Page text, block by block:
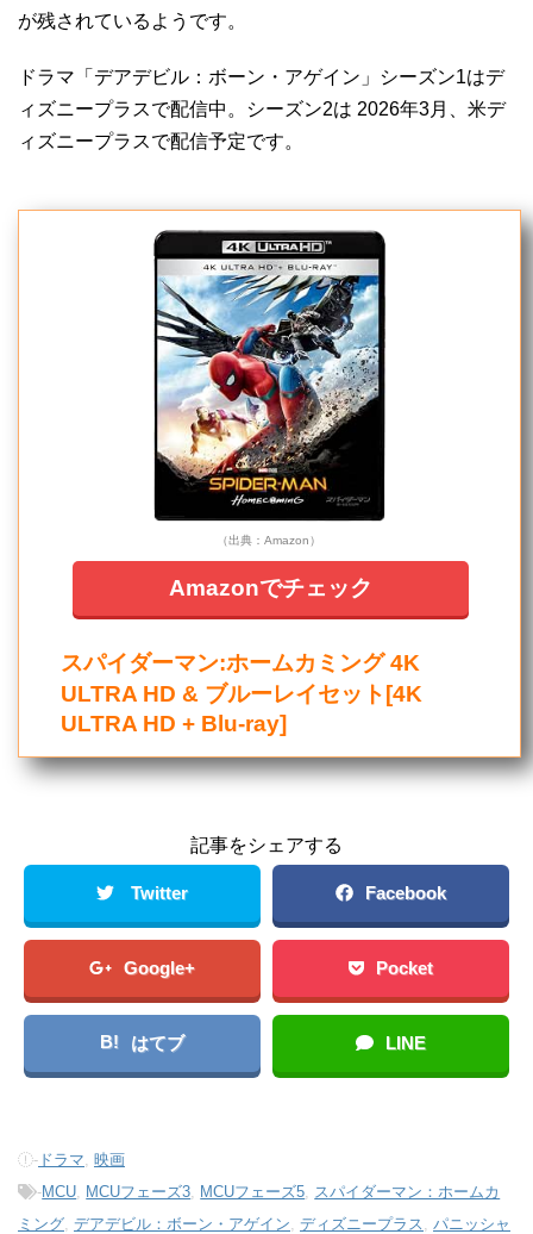
が残されているようです。
ドラマ「デアデビル：ボーン・アゲイン」シーズン1はデ
ィズニープラスで配信中。シーズン2は 2026年3月、米デ
ィズニープラスで配信予定です。
（出典：Amazon）
Amazonでチェック
スパイダーマン:ホームカミング 4K
ULTRA HD & ブルーレイセット[4K
ULTRA HD + Blu-ray]
記事をシェアする
Twitter Facebook
Google+ Pocket
B! はてブ LINE
- ドラマ 映画
-MCU MCUフェーズ3 MCUフェーズ5 スパイダーマン：ホームカ
ミング デアデビル：ボーン・アゲイン ディズニープラス パニッシャ